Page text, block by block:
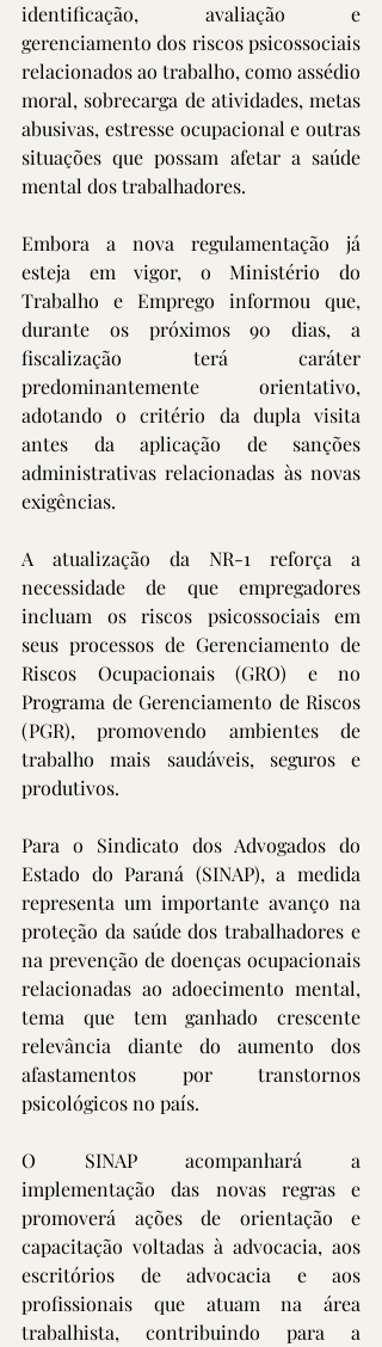
identificação, avaliação e
gerenciamento dos riscos psicossociais
relacionados ao trabalho, como assédio
moral, sobrecarga de atividades, metas
abusivas, estresse ocupacional e outras
situações que possam afetar a saúde
mental dos trabalhadores.
Embora a nova regulamentação já
esteja em vigor, o Ministério do
Trabalho e Emprego informou que,
durante os próximos 90 dias, a
fiscalização terá caráter
predominantemente orientativo,
adotando o critério da dupla visita
antes da aplicação de sanções
administrativas relacionadas às novas
exigências.
A atualização da NR-1 reforça a
necessidade de que empregadores
incluam os riscos psicossociais em
seus processos de Gerenciamento de
Riscos Ocupacionais (GRO) e no
Programa de Gerenciamento de Riscos
(PGR), promovendo ambientes de
trabalho mais saudáveis, seguros e
produtivos.
Para o Sindicato dos Advogados do
Estado do Paraná (SINAP), a medida
representa um importante avanço na
proteção da saúde dos trabalhadores e
na prevenção de doenças ocupacionais
relacionadas ao adoecimento mental,
tema que tem ganhado crescente
relevância diante do aumento dos
afastamentos por transtornos
psicológicos no país.
O SINAP acompanhará a
implementação das novas regras e
promoverá ações de orientação e
capacitação voltadas à advocacia, aos
escritórios de advocacia e aos
profissionais que atuam na área
trabalhista, contribuindo para a